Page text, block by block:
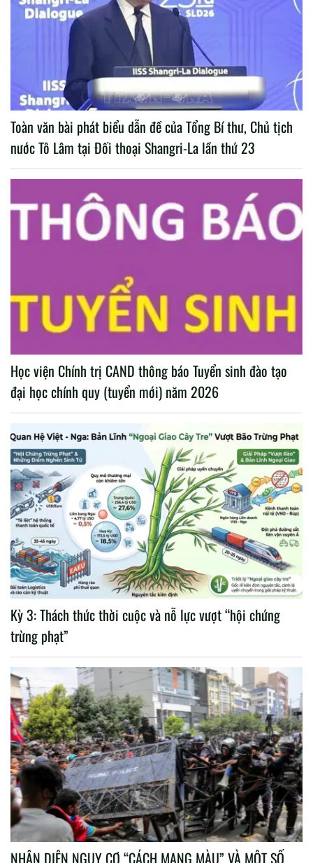
Toàn văn bài phát biểu dẫn đề của Tổng Bí thư, Chủ tịch
nước Tô Lâm tại Đối thoại Shangri-La lần thứ 23
Học viện Chính trị CAND thông báo Tuyển sinh đào tạo
đại học chính quy (tuyển mới) năm 2026
Kỳ 3: Thách thức thời cuộc và nỗ lực vượt “hội chứng
trừng phạt”
NHẬN DIỆN NGUY CƠ “CÁCH MẠNG MÀU” VÀ MỘT SỐ